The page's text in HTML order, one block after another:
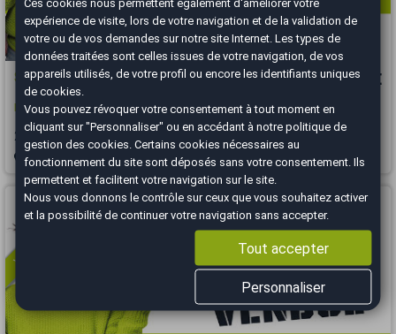
SEAT Ibiza 7 200 €
IV / 1.0 / 75 CH / STYLE
2016
Bourgoin-Jallieu - 38300
Vous arrivez trop tard
Ces cookies nous permettent également d'améliorer votre
expérience de visite, lors de votre navigation et de la validation de
votre ou de vos demandes sur notre site Internet. Les types de
données traitées sont celles issues de votre navigation, de vos
appareils utilisés, de votre profil ou encore les identifiants uniques
de cookies.
Vous pouvez révoquer votre consentement à tout moment en
cliquant sur "Personnaliser" ou en accédant à notrepolitique de
gestion des cookies . Certains cookies nécessaires au
fonctionnement du site sont déposés sans votre consentement. Ils
permettent et facilitent votre navigation sur le site.
Nous vous donnons le contrôle sur ceux que vous souhaitez activer
et la possibilité de continuer votre navigation sans accepter.
Tout accepter
Personnaliser